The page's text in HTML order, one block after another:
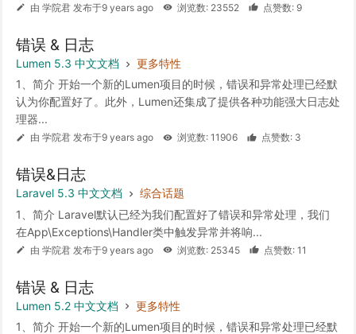
由 学院君 发布于9 years ago 浏览数: 23552 点赞数: 9
错误 & 日志
Lumen 5.3 中文文档
更多特性
1、简介 开始一个新的Lumen项目的时候，错误和异常处理已经默
认为你配置好了。此外，Lumen还集成了提供各种功能强大日志处
理器...
由 学院君 发布于9 years ago 浏览数: 11906 点赞数: 3
错误&日志
Laravel 5.3 中文文档
综合话题
1、简介 Laravel默认已经为我们配置好了错误和异常处理，我们
在App\Exceptions\Handler类中触发异常并将响...
由 学院君 发布于9 years ago 浏览数: 25345 点赞数: 11
错误 & 日志
Lumen 5.2 中文文档
更多特性
1、简介 开始一个新的Lumen项目的时候，错误和异常处理已经默